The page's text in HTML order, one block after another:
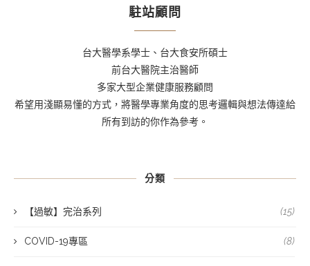
駐站顧問
台大醫學系學士、台大食安所碩士
前台大醫院主治醫師
多家大型企業健康服務顧問
希望用淺顯易懂的方式，將醫學專業角度的思考邏輯與想法傳達給
所有到訪的你作為參考。
分類
【過敏】完治系列 (15)
COVID-19專區 (8)